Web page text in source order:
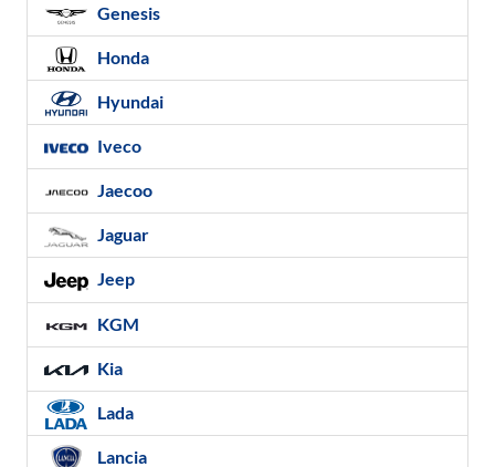
Genesis
Honda
Hyundai
Iveco
Jaecoo
Jaguar
Jeep
KGM
Kia
Lada
Lancia